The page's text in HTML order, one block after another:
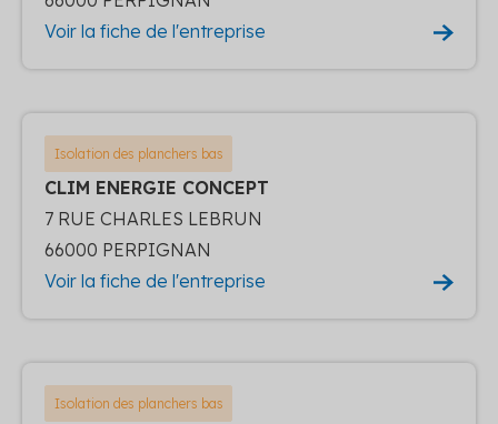
Voir la fiche de l'entreprise
Isolation des planchers bas
CLIM ENERGIE CONCEPT
7 RUE CHARLES LEBRUN
66000 PERPIGNAN
Voir la fiche de l'entreprise
Isolation des planchers bas